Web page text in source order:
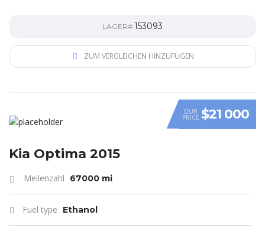
LAGER# 153093
ZUM VERGLEICHEN HINZUFÜGEN
OUR
PRICE $21 000
Kia Optima 2015
Meilenzahl 67000 mi
Fuel type Ethanol